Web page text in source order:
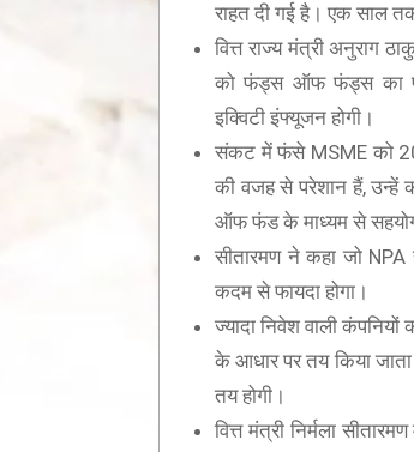
राहत दी गई है। एक साल
वित्त राज्य मंत्री अनुराग
को फंड्स ऑफ फंड्स का
इक्विटी इंफ्यूजन होगी।
संकट में फंसे MSME को 20
की वजह से परेशान हैं, उन्हें
ऑफ फंड के माध्यम से सहयोग
सीतारमण ने कहा जो
कदम से फायदा होगा।
ज्यादा निवेश वाली
के आधार पर तय किया
तय होगी।
वित्त मंत्री निर्मला